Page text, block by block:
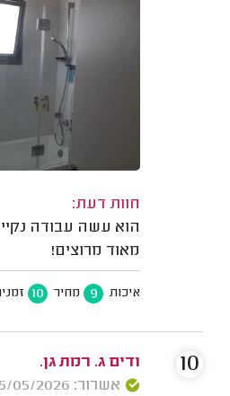
חוות דעת:
הוא עשה עבודה
מאוד מרוצים!
איכות 9 מחיר 10
ודים ג. רמת גן.
אשרור: 25/05/2026
10